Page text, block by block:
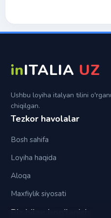
Su
inITALIA UZ
Ushbu loyiha italyan tilini
chiqilgan.
Tezkor havolalar
Bosh sahifa
Loyiha haqida
Aloqa
Maxfiylik siyosati
Biz bilan bog'lanish